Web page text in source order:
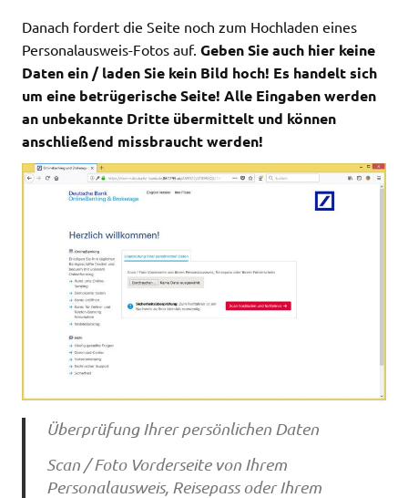
Danach fordert die Seite noch zum Hochladen eines
Personalausweis-Fotos auf. Geben Sie auch hier keine
Daten ein / laden Sie kein Bild hoch! Es handelt sich
um eine betrügerische Seite! Alle Eingaben werden
an unbekannte Dritte übermittelt und können
anschließend missbraucht werden!
Überprüfung Ihrer persönlichen Daten
Scan / Foto Vorderseite von Ihrem
Personalausweis, Reisepass oder Ihrem